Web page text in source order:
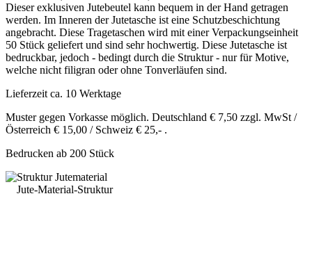
Muster gegen Vorkasse möglich. Deutschland € 7,50 zzgl. MwSt /
Österreich € 15,00 / Schweiz € 25,- .
Bedrucken ab 200 Stück
Jute-Material-Struktur